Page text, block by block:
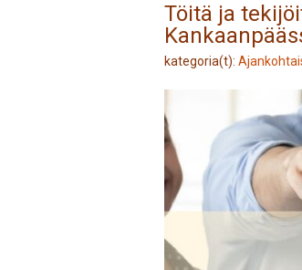
Töitä ja
kategoria(t):